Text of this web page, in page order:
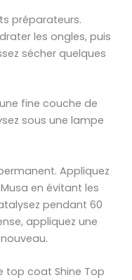
préparateurs.
les ongles, puis
sécher quelques
fine couche de
sous une lampe
Appliquez
en évitant les
pendant 60
appliquez une
top coat Shine Top